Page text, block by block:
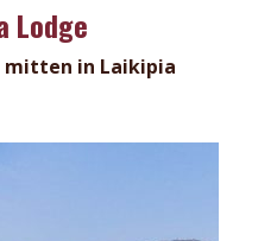
Lodge
mitten in Laikipia